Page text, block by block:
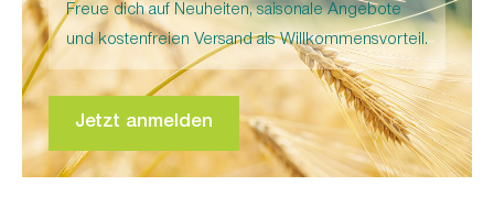
Freue dich auf Neuheiten, saisonale Angebote
und kostenfreien Versand als Willkommensvorteil.
Jetzt anmelden